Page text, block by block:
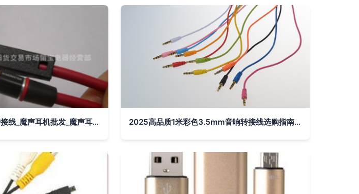
魔声耳机_转接卡、转接线_魔声耳机批发_魔声耳机供应_阿里巴巴 2025高品质1米彩色3.5mm音响转接线选购指南 如何挑选合适磨砂AUX线